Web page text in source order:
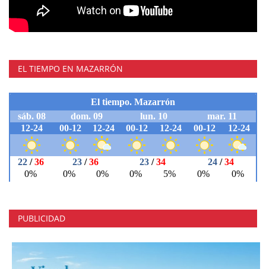
EL TIEMPO EN MAZARRÓN
PUBLICIDAD